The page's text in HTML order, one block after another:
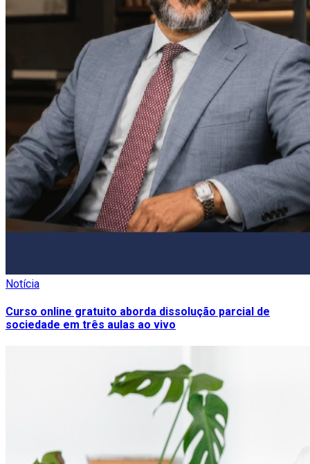
Notícia
Curso online gratuito aborda dissolução parcial de
sociedade em três aulas ao vivo